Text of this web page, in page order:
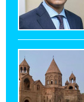
բնակիչ
օգոստոսի 30-ը